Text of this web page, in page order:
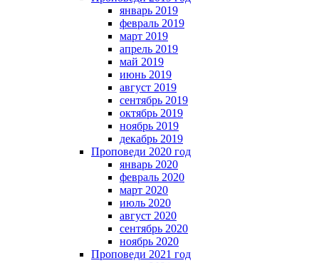
январь 2019
февраль 2019
март 2019
апрель 2019
май 2019
июнь 2019
август 2019
сентябрь 2019
октябрь 2019
ноябрь 2019
декабрь 2019
Проповеди 2020 год
январь 2020
февраль 2020
март 2020
июль 2020
август 2020
сентябрь 2020
ноябрь 2020
Проповеди 2021 год